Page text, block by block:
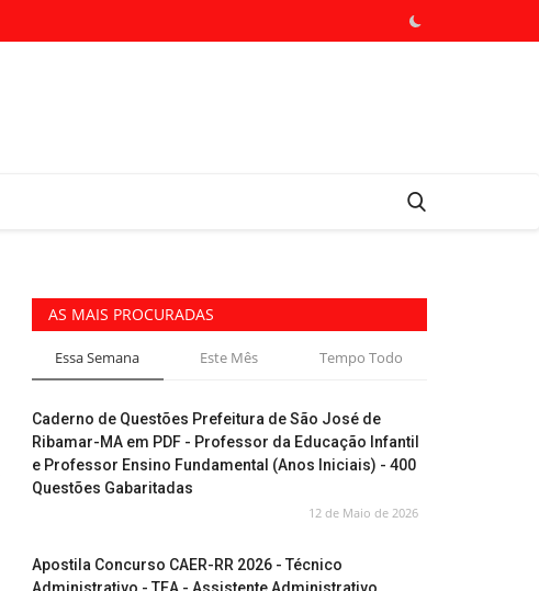
AS MAIS PROCURADAS
Essa Semana Este Mês Tempo Todo
Caderno de Questões Prefeitura de São José de
Ribamar-MA em PDF - Professor da Educação Infantil
e Professor Ensino Fundamental (Anos Iniciais) - 400
Questões Gabaritadas
12 de Maio de 2026
Apostila Concurso CAER-RR 2026 - Técnico